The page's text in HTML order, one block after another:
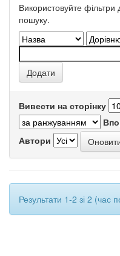
Використовуйте фільтри
пошуку.
Вивести на сторінку
Автори
Результати 1-2 зі 2 (час